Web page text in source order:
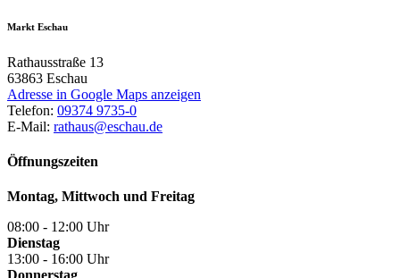
Markt Eschau
Rathausstraße 13
63863 Eschau
Adresse in Google Maps anzeigen
Telefon: 09374 9735-0
E-Mail: rathaus@eschau.de
Öffnungszeiten
Montag, Mittwoch und Freitag
08:00 - 12:00 Uhr
Dienstag
13:00 - 16:00 Uhr